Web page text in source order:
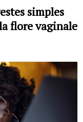
simples
flore vaginale